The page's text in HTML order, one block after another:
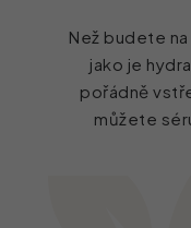
Než budete
jako je
pořádně
můžete